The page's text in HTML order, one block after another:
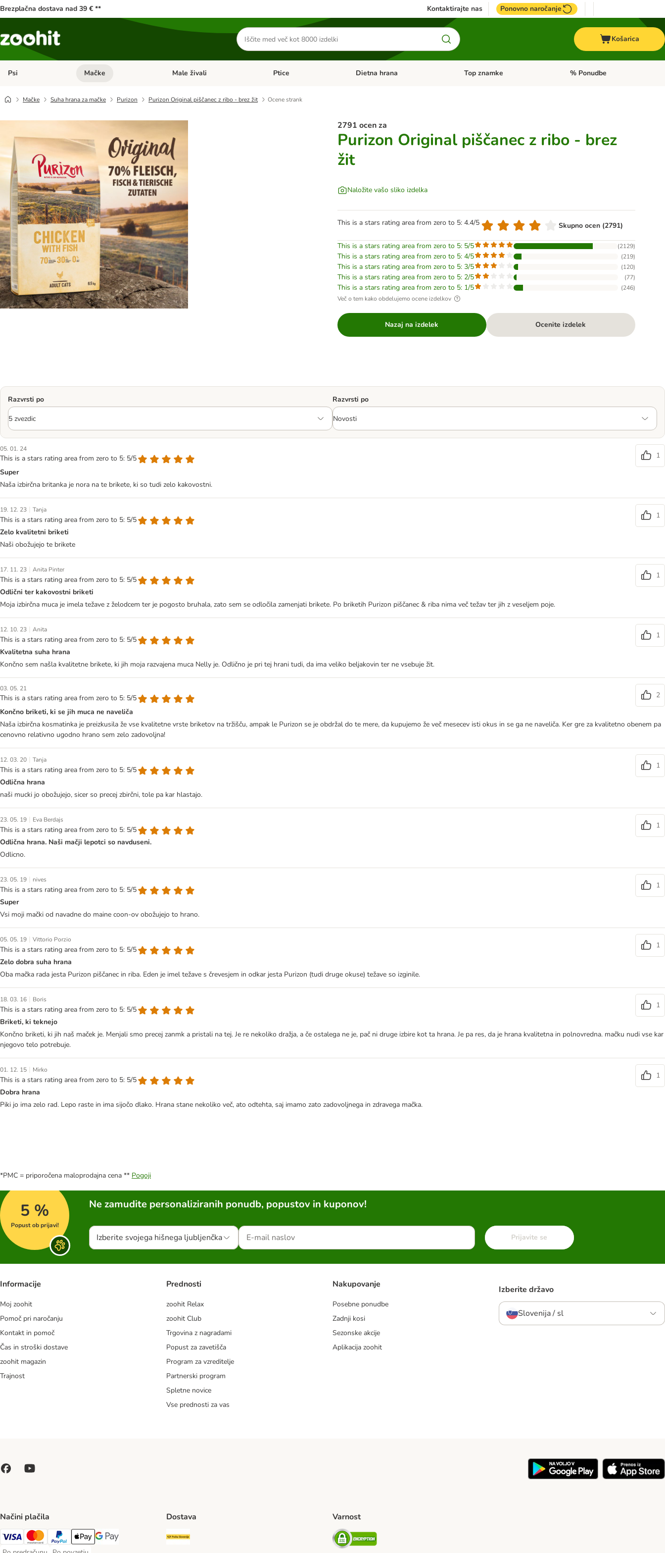
Brezplačna dostava nad 39 € ** Kontaktirajte nas Ponovno naročanje
Iskanje
izdelkov
Košarica
Psi Odprite meni kategorij: Psi
Mačke Odprite meni kategorij: Mačke
Male živali Odprite meni kategorij: Male živali
Ptice Odprite meni kategorij: Ptice
Dietna hrana Odprite meni kategorij: Dietna hrana
Top znamke Odprite meni kategorij: Top
% Ponudbe
Mačke Suha hrana za mačke Purizon Purizon Original piščanec z ribo - brez žit Ocene strank
2791 ocen za
Purizon Original piščanec z ribo - brez
žit
Naložite vašo sliko izdelka
This is a stars rating area from zero to 5: 4.4/5 Skupno ocen (2791)
This is a stars rating area from zero to 5: 5/5 (2129)
This is a stars rating area from zero to 5: 4/5 (219)
This is a stars rating area from zero to 5: 3/5 (120)
This is a stars rating area from zero to 5: 2/5 (77)
This is a stars rating area from zero to 5: 1/5 (246)
Več o tem kako obdelujemo ocene izdelkov
Nazaj na izdelek Ocenite izdelek
Razvrsti po Razvrsti po
05. 01. 24
This is a stars rating area from zero to 5: 5/5
1
Super
Naša izbirčna britanka je nora na te brikete, ki so tudi zelo kakovostni.
19. 12. 23 | Tanja
This is a stars rating area from zero to 5: 5/5
1
Zelo kvalitetni briketi
Naši obožujejo te brikete
17. 11. 23 | Anita Pinter
This is a stars rating area from zero to 5: 5/5
1
Odlični ter kakovostni briketi
Moja izbirčna muca je imela težave z želodcem ter je pogosto bruhala, zato sem se odločila zamenjati brikete. Po briketih Purizon piščanec & riba nima več težav ter jih z veseljem poje.
12. 10. 23 | Anita
This is a stars rating area from zero to 5: 5/5
1
Kvalitetna suha hrana
Končno sem našla kvalitetne brikete, ki jih moja razvajena muca Nelly je. Odlično je pri tej hrani tudi, da ima veliko beljakovin ter ne vsebuje žit.
03. 05. 21
This is a stars rating area from zero to 5: 5/5
2
Končno briketi, ki se jih muca ne naveliča
Naša izbirčna kosmatinka je preizkusila že vse kvalitetne vrste briketov na tržišču, ampak le Purizon se je obdržal do te mere, da kupujemo že več mesecev isti okus in se ga ne naveliča. Ker gre za kvalitetno obenem pa
cenovno relativno ugodno hrano sem zelo zadovoljna!
12. 03. 20 | Tanja
This is a stars rating area from zero to 5: 5/5
1
Odlična hrana
naši mucki jo obožujejo, sicer so precej zbirčni, tole pa kar hlastajo.
23. 05. 19 | Eva Berdajs
This is a stars rating area from zero to 5: 5/5
1
Odlična hrana. Naši mačji lepotci so navduseni.
Odlicno.
23. 05. 19 | nives
This is a stars rating area from zero to 5: 5/5
1
Super
Vsi moji mački od navadne do maine coon-ov obožujejo to hrano.
05. 05. 19 | Vittorio Porzio
This is a stars rating area from zero to 5: 5/5
1
Zelo dobra suha hrana
Oba mačka rada jesta Purizon piščanec in riba. Eden je imel težave s črevesjem in odkar jesta Purizon (tudi druge okuse) težave so izginile.
18. 03. 16 | Boris
This is a stars rating area from zero to 5: 5/5
1
Briketi, ki teknejo
Končno briketi, ki jih naš maček je. Menjali smo precej zanmk a pristali na tej. Je re nekoliko dražja, a če ostalega ne je, pač ni druge izbire kot ta hrana. Je pa res, da je hrana kvalitetna in polnovredna. mačku nudi vse kar
njegovo telo potrebuje.
01. 12. 15 | Mirko
This is a stars rating area from zero to 5: 5/5
1
Dobra hrana
Piki jo ima zelo rad. Lepo raste in ima sijočo dlako. Hrana stane nekoliko več, ato odtehta, saj imamo zato zadovoljnega in zdravega mačka.
*PMC = priporočena maloprodajna cena ** Pogoji
5 %
Popust ob prijavi!
Ne zamudite personaliziranih ponudb, popustov in kuponov!
Izberite svojega hišnega ljubljenčka Prijavite se
Informacije
Moj zoohit
Pomoč pri naročanju
Kontakt in pomoč
Čas in stroški dostave
zoohit magazin
Trajnost
Prednosti
zoohit Relax
zoohit Club
Trgovina z nagradami
Popust za zavetišča
Program za vzreditelje
Partnerski program
Spletne novice
Vse prednosti za vas
Nakupovanje
Posebne ponudbe
Zadnji kosi
Sezonske akcije
Aplikacija zoohit
Izberite državo
Slovenija / sl
Načini plačila
Visa Payment Method
MasterCard Payment Method
PayPal Payment Method
Apple Pay Payment Method
Google pay Payment Method
Dostava
Pošta Slovenije Shipping Method
Varnost
Security